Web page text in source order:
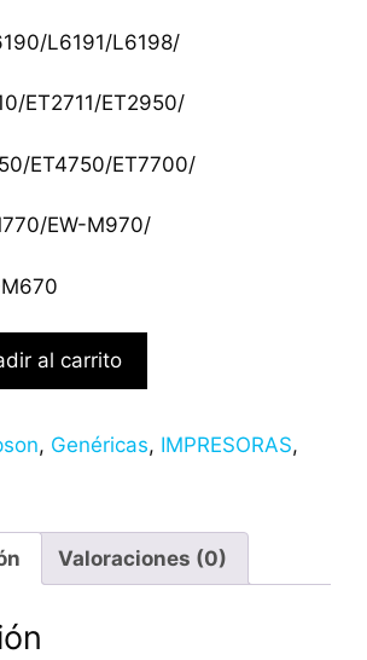
L6191/L6198/
ET2711/ET2950/
ET4750/ET7700/
EW-M970/
al carrito
, Genéricas, IMPRESORAS,
Valoraciones (0)